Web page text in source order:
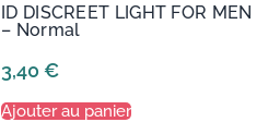
ID DISCREET LIGHT FOR MEN
– Normal
3,40 €
Ajouter au panier